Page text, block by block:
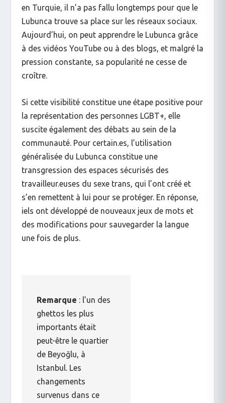
en Turquie, il n’a pas fallu longtemps pour que le
Lubunca trouve sa place sur les réseaux sociaux.
Aujourd’hui, on peut apprendre le Lubunca grâce
à des vidéos YouTube ou à des blogs, et malgré la
pression constante, sa popularité ne cesse de
croître.
Si cette visibilité constitue une étape positive pour
la représentation des personnes LGBT+, elle
suscite également des débats au sein de la
communauté. Pour certain.es, l’utilisation
généralisée du Lubunca constitue une
transgression des espaces sécurisés des
travailleur.euses du sexe trans, qui l’ont créé et
s’en remettent à lui pour se protéger. En réponse,
iels ont développé de nouveaux jeux de mots et
des modifications pour sauvegarder la langue
une fois de plus.
Remarque : l’un des
ghettos les plus
importants était
peut-être le quartier
de Beyoğlu, à
Istanbul. Les
changements
survenus dans ce